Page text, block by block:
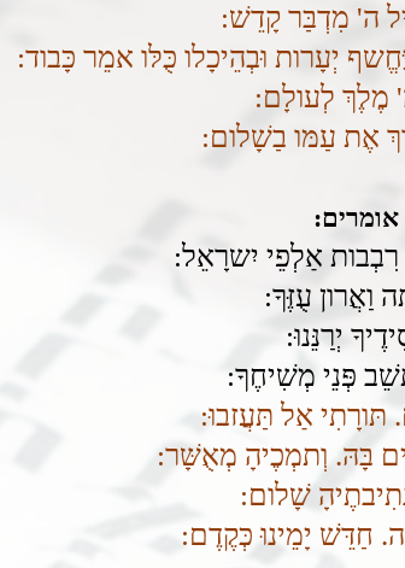
ה' מִדְבַּר קָדֵשׁ:
יְעָרות וּבְהֵיכָלו כֻּלּו אמֵר כָּבוד:
מֶלֶךְ לְעולָם:
אֶת עַמּו בַשָׁלום:
אַלְפֵי יִשרָאֵל:
וַאֲרון עֻזֶּךָ:
יְרַנֵּנוּ:
פְּנֵי מְשִׁיחֶךָ:
תּורָתִי אַל תַּעֲזבוּ:
בָּהּ. וְתמְכֶיהָ מְאֻשָּׁר:
שָׁלום:
חַדֵּשׁ יָמֵינוּ כְּקֶדֶם: